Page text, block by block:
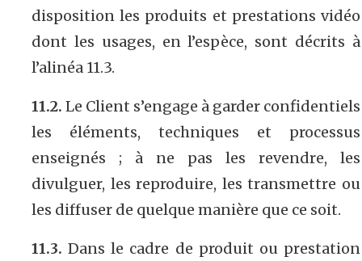
disposition les produits et prestations vidéo
dont les usages, en l’espèce, sont décrits à
l’alinéa 11.3.
11.2. Le Client s’engage à garder confidentiels
les éléments, techniques et processus
enseignés ; à ne pas les revendre, les
divulguer, les reproduire, les transmettre ou
les diffuser de quelque manière que ce soit.
11.3. Dans le cadre de produit ou prestation